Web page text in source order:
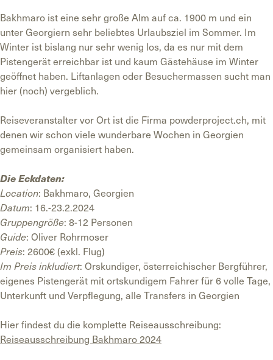
Bakhmaro ist eine sehr große Alm auf ca. 1900 m und ein
unter Georgiern sehr beliebtes Urlaubsziel im Sommer. Im
Winter ist bislang nur sehr wenig los, da es nur mit dem
Pistengerät erreichbar ist und kaum Gästehäuse im Winter
geöffnet haben. Liftanlagen oder Besuchermassen sucht man
hier (noch) vergeblich.
Reiseveranstalter vor Ort ist die Firma powderproject.ch, mit
denen wir schon viele wunderbare Wochen in Georgien
gemeinsam organisiert haben.
Die Eckdaten:
Location: Bakhmaro, Georgien
Datum: 16.-23.2.2024
Gruppengröße: 8-12 Personen
Guide: Oliver Rohrmoser
Preis: 2600€ (exkl. Flug)
Im Preis inkludiert: Orskundiger, österreichischer Bergführer,
eigenes Pistengerät mit ortskundigem Fahrer für 6 volle Tage,
Unterkunft und Verpflegung, alle Transfers in Georgien
Hier findest du die komplette Reiseausschreibung:
Reiseausschreibung Bakhmaro 2024